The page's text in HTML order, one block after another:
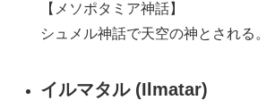
【メソポタミア神話】
シュメル神話で天空の神とされる。
イルマタル (Ilmatar)